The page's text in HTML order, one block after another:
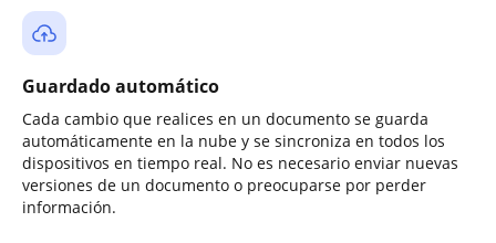
Guardado automático
Cada cambio que realices en un documento se guarda
automáticamente en la nube y se sincroniza en todos los
dispositivos en tiempo real. No es necesario enviar nuevas
versiones de un documento o preocuparse por perder
información.